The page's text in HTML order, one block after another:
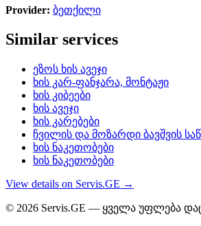
Provider: ბეთქილი
Similar services
ეზოს ხის ავეჯი
ხის კარ-ფანჯარა, მონტაჟი
ხის კიბეები
ხის ავეჯი
ხის კარებები
ჩვილის და მოზარდი ბავშვის
ხის ნაკეთობები
ხის ნაკეთობები
View details on Servis.GE →
© 2026 Servis.GE — ყველა უფლება